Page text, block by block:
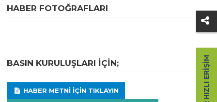
HABER FOTOĞRAFLARI
BASIN KURULUŞLARI IÇIN;
HABER METNI IÇIN TIKLAYIN HIZLI ERIŞIM